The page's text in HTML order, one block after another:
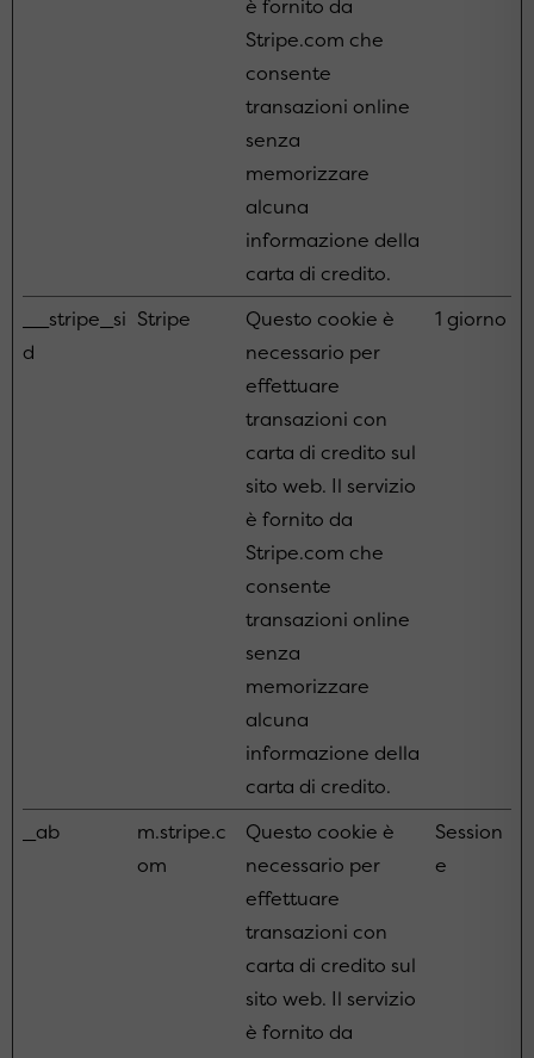
è fornito da
Stripe.com che
consente
transazioni online
senza
memorizzare
alcuna
informazione della
carta di credito.
__stripe_si
d
Stripe
Questo cookie è
necessario per
effettuare
transazioni con
carta di credito sul
sito web. Il servizio
è fornito da
Stripe.com che
consente
transazioni online
senza
memorizzare
alcuna
informazione della
carta di credito.
1 giorno
_ab
m.stripe.c
om
Questo cookie è
necessario per
effettuare
transazioni con
carta di credito sul
sito web. Il servizio
è fornito da
Session
e